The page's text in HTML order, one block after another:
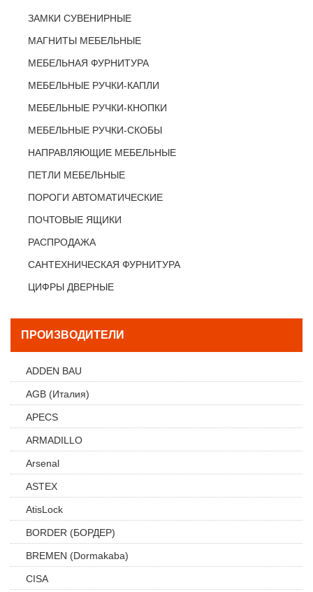
ЗАМКИ СУВЕНИРНЫЕ
МАГНИТЫ МЕБЕЛЬНЫЕ
МЕБЕЛЬНАЯ ФУРНИТУРА
МЕБЕЛЬНЫЕ РУЧКИ-КАПЛИ
МЕБЕЛЬНЫЕ РУЧКИ-КНОПКИ
МЕБЕЛЬНЫЕ РУЧКИ-СКОБЫ
НАПРАВЛЯЮЩИЕ МЕБЕЛЬНЫЕ
ПЕТЛИ МЕБЕЛЬНЫЕ
ПОРОГИ АВТОМАТИЧЕСКИЕ
ПОЧТОВЫЕ ЯЩИКИ
РАСПРОДАЖА
САНТЕХНИЧЕСКАЯ ФУРНИТУРА
ЦИФРЫ ДВЕРНЫЕ
ПРОИЗВОДИТЕЛИ
ADDEN BAU
AGB (Италия)
APECS
ARMADILLO
Arsenal
ASTEX
AtisLock
BORDER (БОРДЕР)
BREMEN (Dormakaba)
CISA